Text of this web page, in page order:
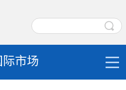
际市场